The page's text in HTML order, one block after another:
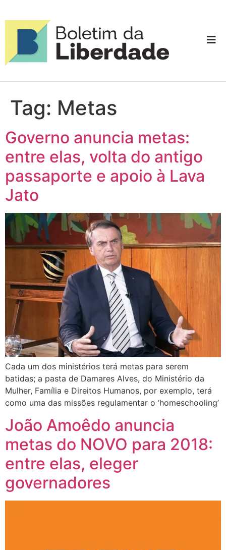
Tag: Metas
Governo anuncia metas:
entre elas, volta do antigo
passaporte e apoio à Lava
Jato
Cada um dos ministérios terá metas para serem
batidas; a pasta de Damares Alves, do Ministério da
Mulher, Família e Direitos Humanos, por exemplo, terá
como uma das missões regulamentar o ‘homeschooling’
João Amoêdo anuncia
metas do NOVO para 2018:
entre elas, eleger
governadores